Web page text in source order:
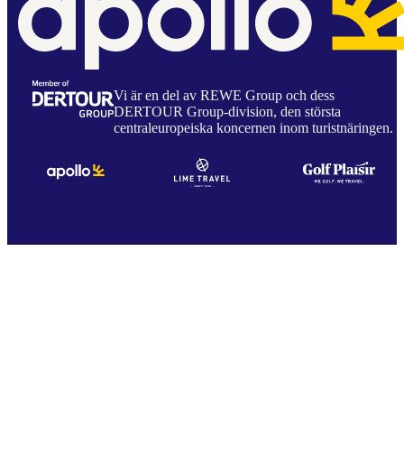
Vi är en del av REWE Group och dess
DERTOUR Group-division, den största
centraleuropeiska koncernen inom turistnäringen.